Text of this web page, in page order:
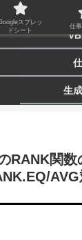
biz-tactics
生
RANK関数
スプレッ
ドシート
仕